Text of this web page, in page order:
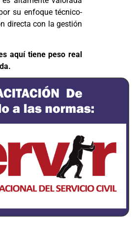
su enfoque técnico-
directa con la gestión
aquí tiene peso real